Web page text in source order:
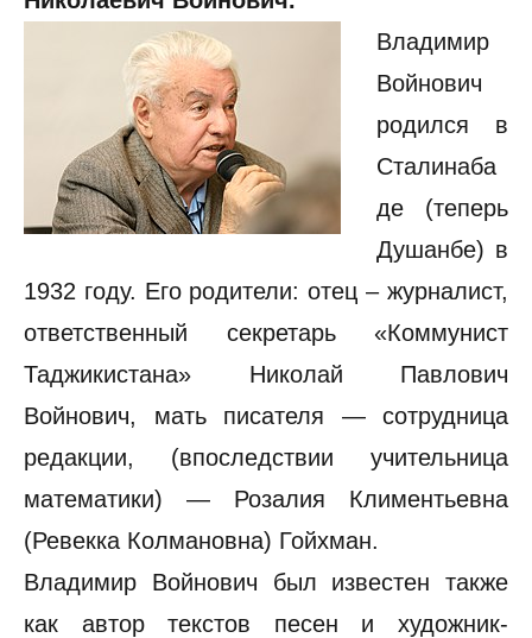
Владимир
Войнович
родился в
Сталинаба
де (теперь
Душанбе) в
1932 году. Его родители: отец – журналист,
ответственный секретарь «Коммунист
Таджикистана» Николай Павлович
Войнович, мать писателя — сотрудница
редакции, (впоследствии учительница
математики) — Розалия Климентьевна
(Ревекка Колмановна) Гойхман.
Владимир Войнович был известен также
как автор текстов песен и художник-